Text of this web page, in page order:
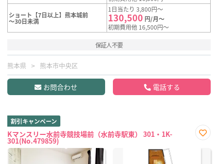
ショート【7日以上】熊本城前
～30日未満
1日当たり 3,800円～
130,500 円/月～
初期費用他 16,500円～
保証人不要
熊本県 熊本市中央区
お問合わせ 電話する
割引キャンペーン
Kマンスリー水前寺競技場前（水前寺駅東） 301・1K-
301(No.479859)
に入